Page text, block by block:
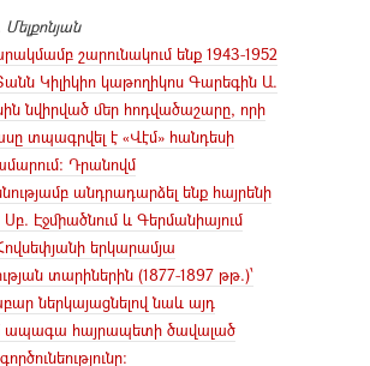
շարունակում ենք 1943-1952
Կիլիկիո կաթողիկոս Գարեգին Ա.
նվիրված մեր հոդվածաշարը, որի
տպագրվել է «Վէմ» հանդեսի
Դրանովմ
անդրադարձել ենք հայրենի
Էջմիածնում և Գերմանիայում
երկարամյա
տարիներին (1877-1897 թթ.)՝
ներկայացնելով նաև այդ
ապագա հայրապետի ծավալած